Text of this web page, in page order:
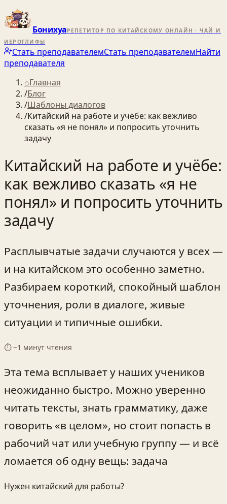
БонихуаРЕПЕТИТОР ПО КИТАЙСКОМУ ОНЛАЙН · ЧАЙ И
ИЕРОГЛИФЫ
Стать преподавателемСтать преподавателемНайти
преподавателя
⌂Главная
/Блог
/Шаблоны диалогов
/Китайский на работе и учёбе: как вежливо
сказать «я не понял» и попросить уточнить
задачу
Китайский на работе и учёбе:
как вежливо сказать «я не
понял» и попросить уточнить
задачу
Расплывчатые задачи случаются у всех —
и на китайском это особенно заметно.
Разбираем короткий, спокойный шаблон
уточнения, роли в диалоге, живые
ситуации и типичные ошибки.
⏱ ~1 минут чтения
Эта тема всплывает у наших учеников
неожиданно быстро. Можно уверенно
читать тексты, знать грамматику, даже
говорить «в целом», но стоит попасть в
рабочий чат или учебную группу — и всё
ломается об одну вещь: задача
Нужен китайский для работы?